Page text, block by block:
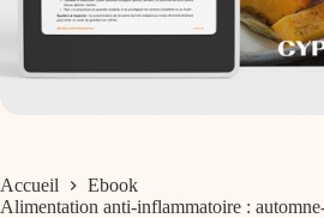
Accueil
Ebook
Alimentation anti-inflammatoire :